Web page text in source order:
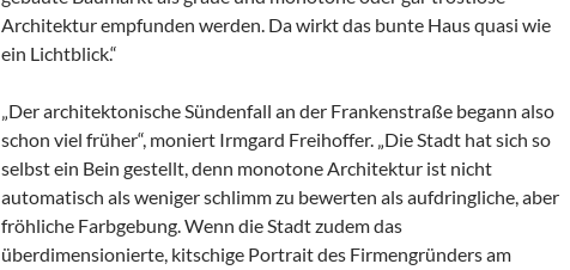
Architektur empfunden werden. Da wirkt das bunte Haus quasi wie
ein Lichtblick.“
„Der architektonische Sündenfall an der Frankenstraße begann also
schon viel früher“, moniert Irmgard Freihoffer. „Die Stadt hat sich so
selbst ein Bein gestellt, denn monotone Architektur ist nicht
automatisch als weniger schlimm zu bewerten als aufdringliche, aber
fröhliche Farbgebung. Wenn die Stadt zudem das
überdimensionierte, kitschige Portrait des Firmengründers am